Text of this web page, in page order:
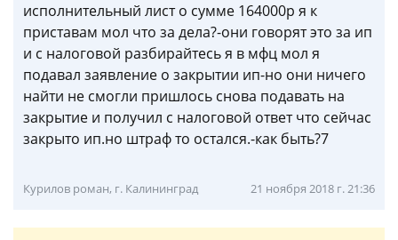
исполнительный лист о сумме 164000р я к
приставам мол что за дела?-они говорят это за ип
и с налоговой разбирайтесь я в мфц мол я
подавал заявление о закрытии ип-но они ничего
найти не смогли пришлось снова подавать на
закрытие и получил с налоговой ответ что сейчас
закрыто ип.но штраф то остался.-как быть?7
Курилов роман, г. Калининград 21 ноября 2018 г. 21:36